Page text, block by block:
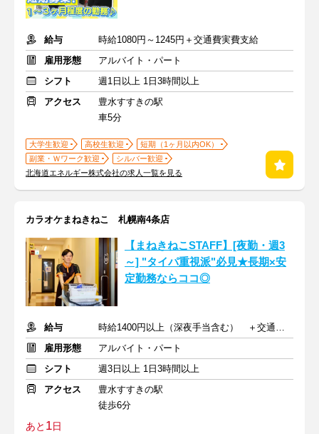
給与
時給1080円～1245円＋交通費実費支給
雇用形態
アルバイト・パート
シフト
週1日以上 1日3時間以上
アクセス
豊水すすきの駅
車5分
大学生歓迎 高校生歓迎
短期（1ヶ月以内OK）
副業・Ｗワーク歓迎
シルバー歓迎
北海道エネルギー株式会社の求人一覧を見る
カラオケまねきねこ 札幌南4条店
【まねきねこSTAFF】[夜勤・週3
～] "タイパ重視派"必見★長期×安
定勤務ならココ◎
給与
時給1400円以上（深夜手当含む） ＋交通費支給
雇用形態
アルバイト・パート
シフト
週3日以上 1日3時間以上
アクセス
豊水すすきの駅
徒歩6分
あと 1日